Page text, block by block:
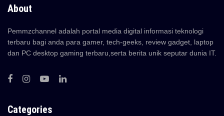
About
Pemmzchannel adalah portal media digital informasi teknologi
terbaru bagi anda para gamer, tech-geeks, review gadget, laptop
dan PC desktop gaming terbaru,serta berita unik seputar dunia IT.
Categories